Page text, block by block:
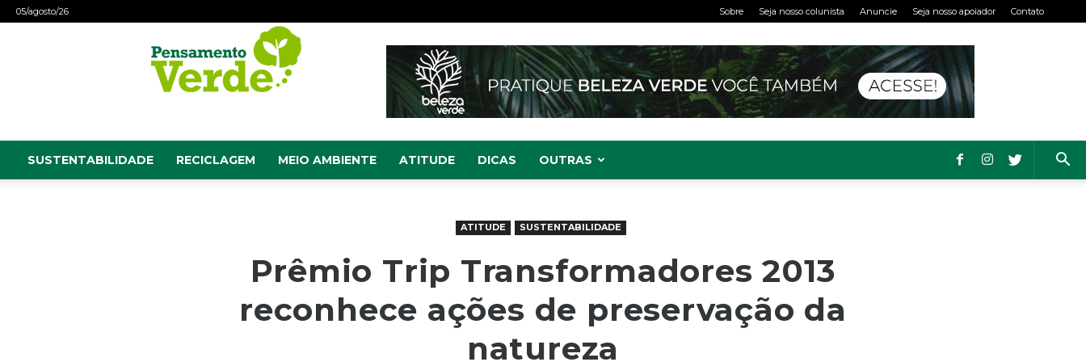
05/agosto/26 Sobre Seja nosso colunista Anuncie Seja nosso apoiador Contato
SUSTENTABILIDADE RECICLAGEM MEIO AMBIENTE ATITUDE DICAS OUTRAS
ATITUDE SUSTENTABILIDADE
Prêmio Trip Transformadores 2013
reconhece ações de preservação da
natureza